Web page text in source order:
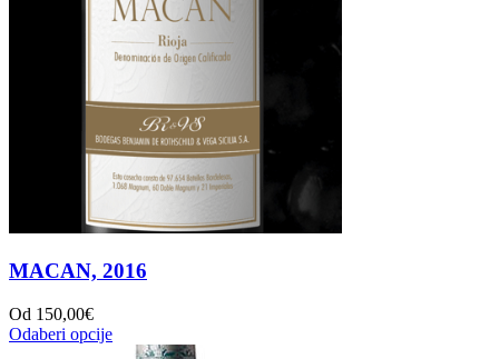
MACAN, 2016
Od 150,00€
Odaberi opcije